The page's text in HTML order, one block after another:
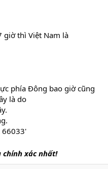
giờ thì Việt Nam là
phía Đông bao giờ cũng
là do
66033'
chính xác nhất!